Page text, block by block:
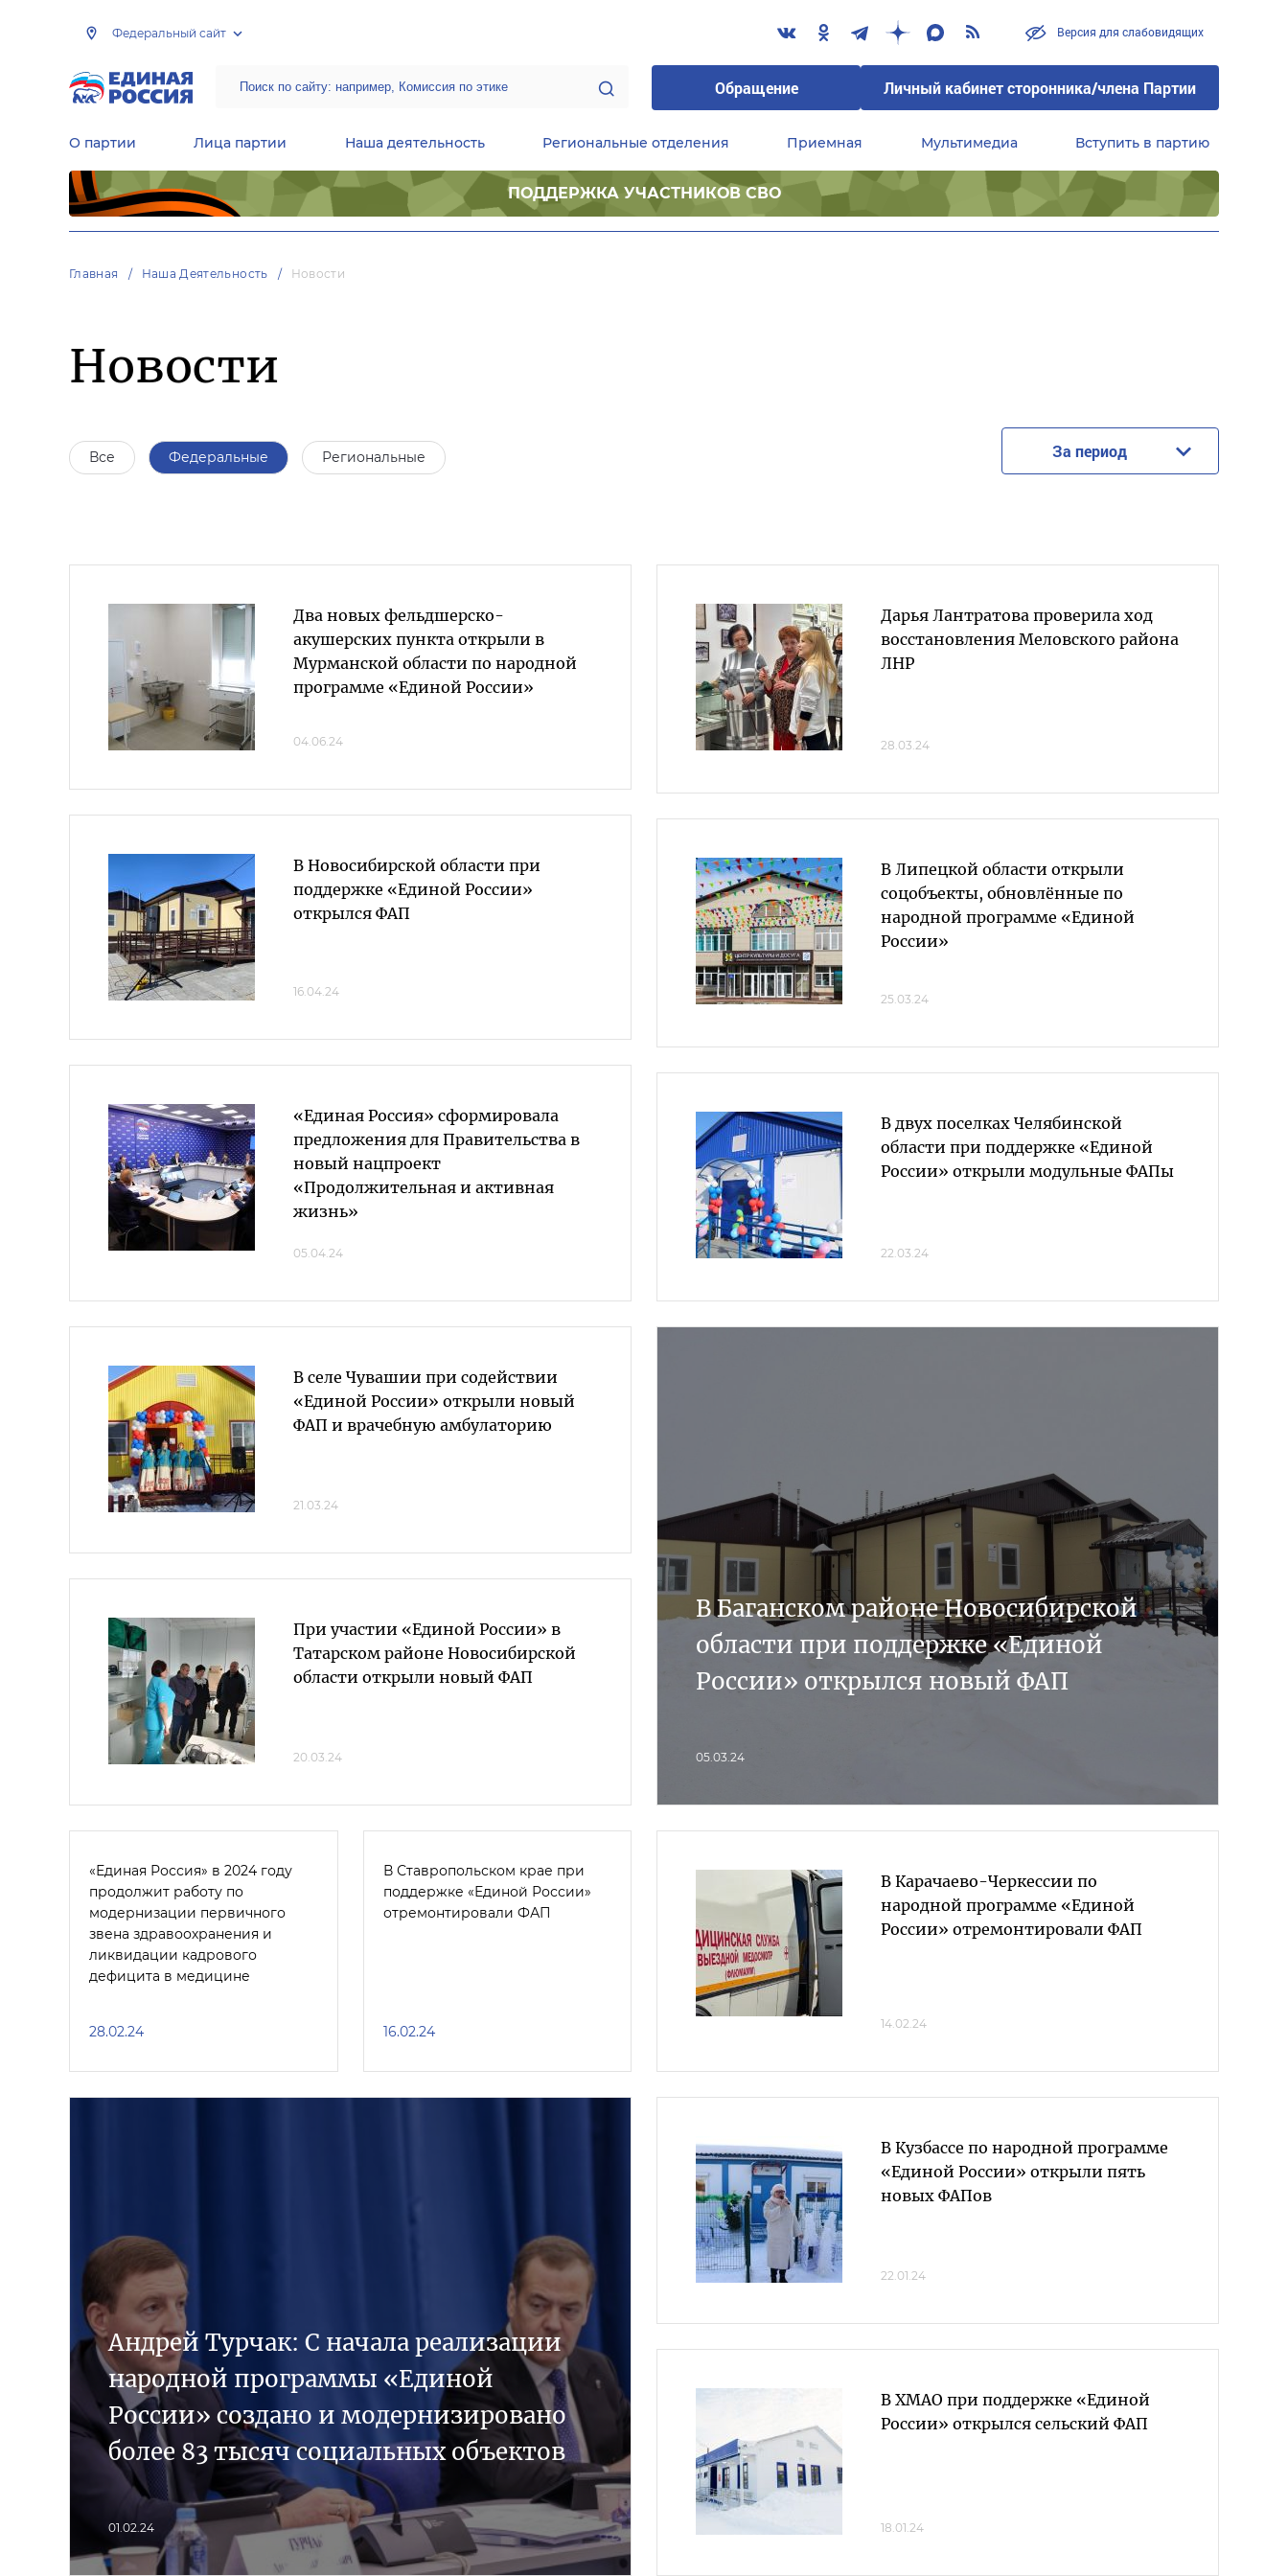
Федеральный сайт Версия для слабовидящих
Обращение Личный кабинет сторонника/члена Партии
О партии Лица партии Наша деятельность Региональные отделения Приемная Мультимедиа Вступить в партию
ПОДДЕРЖКА УЧАСТНИКОВ СВО
Главная Наша Деятельность Новости
Новости
Все Федеральные Региональные За период
Два новых фельдшерско-
акушерских пункта открыли в
Мурманской области по народной
программе «Единой России»
04.06.24
В Новосибирской области при
поддержке «Единой России»
открылся ФАП
16.04.24
«Единая Россия» сформировала
предложения для Правительства в
новый нацпроект
«Продолжительная и активная
жизнь»
05.04.24
Дарья Лантратова проверила ход
восстановления Меловского района
ЛНР
28.03.24
В Липецкой области открыли
соцобъекты, обновлённые по
народной программе «Единой
России»
25.03.24
В двух поселках Челябинской
области при поддержке «Единой
России» открыли модульные ФАПы
22.03.24
В селе Чувашии при содействии
«Единой России» открыли новый
ФАП и врачебную амбулаторию
21.03.24
При участии «Единой России» в
Татарском районе Новосибирской
области открыли новый ФАП
20.03.24
В Баганском районе Новосибирской
области при поддержке «Единой
России» открылся новый ФАП
05.03.24
«Единая Россия» в 2024 году
продолжит работу по
модернизации первичного
звена здравоохранения и
ликвидации кадрового
дефицита в медицине
28.02.24
В Ставропольском крае при
поддержке «Единой России»
отремонтировали ФАП
16.02.24
В Карачаево-Черкессии по
народной программе «Единой
России» отремонтировали ФАП
14.02.24
Андрей Турчак: С начала реализации
народной программы «Единой
России» создано и модернизировано
более 83 тысяч социальных объектов
01.02.24
В Кузбассе по народной программе
«Единой России» открыли пять
новых ФАПов
22.01.24
В ХМАО при поддержке «Единой
России» открылся сельский ФАП
18.01.24